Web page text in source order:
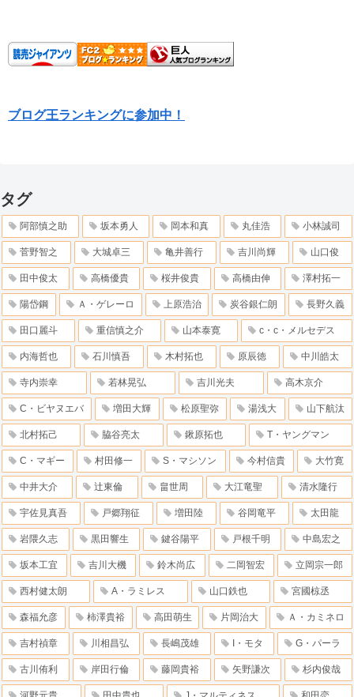
ブログ王ランキングに参加中！
タグ
阿部慎之助 坂本勇人 岡本和真 丸佳浩 小林誠司
菅野智之 大城卓三 亀井善行 吉川尚輝 山口俊
田中俊太 高橋優貴 桜井俊貴 高橋由伸 澤村拓一
陽岱鋼 Ａ・ゲレーロ 上原浩治 炭谷銀仁朗 長野久義
田口麗斗 重信慎之介 山本泰寛 c・c・メルセデス
内海哲也 石川慎吾 木村拓也 原辰徳 中川皓太
寺内崇幸 若林晃弘 吉川光夫 高木京介
C・ビヤヌエバ 増田大輝 松原聖弥 湯浅大 山下航汰
北村拓己 脇谷亮太 鍬原拓也 T・ヤングマン
C・マギー 村田修一 S・マシソン 今村信貴 大竹寛
中井大介 辻東倫 畠世周 大江竜聖 清水隆行
宇佐見真吾 戸郷翔征 増田陸 谷岡竜平 太田龍
岩隈久志 黒田響生 鍵谷陽平 戸根千明 中島宏之
坂本工宜 吉川大機 鈴木尚広 二岡智宏 立岡宗一郎
西村健太朗 A・ラミレス 山口鉄也 宮國椋丞
森福允彦 柿澤貴裕 高田萌生 片岡治大 Ａ・カミネロ
吉村禎章 川相昌弘 長嶋茂雄 I・モタ G・パーラ
古川侑利 岸田行倫 藤岡貴裕 矢野謙次 杉内俊哉